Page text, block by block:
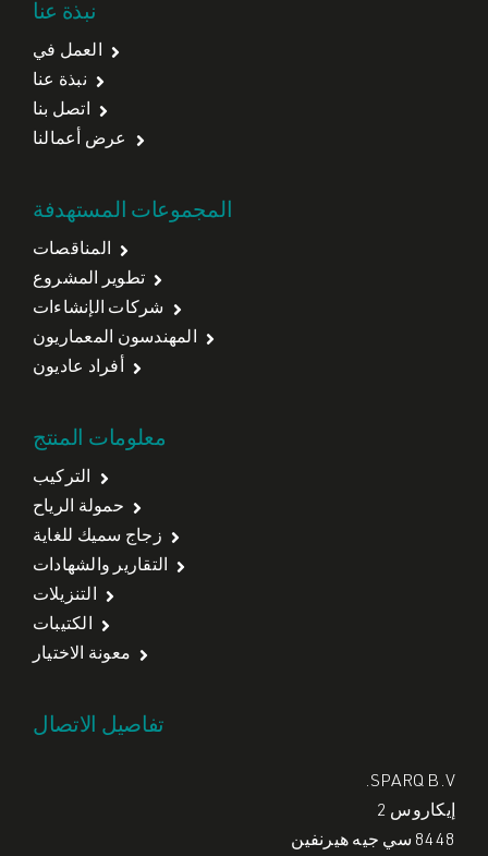
نبذة عنا
العمل في
نبذة عنا
اتصل بنا
عرض أعمالنا
المجموعات المستهدفة
المناقصات
تطوير المشروع
شركات الإنشاءات
المهندسون المعماريون
أفراد عاديون
معلومات المنتج
التركيب
حمولة الرياح
زجاج سميك للغاية
التقارير والشهادات
التنزيلات
الكتيبات
معونة الاختيار
تفاصيل الاتصال
SPARQ B.V.
إيكاروس 2
8448 سي جيه هيرنفين